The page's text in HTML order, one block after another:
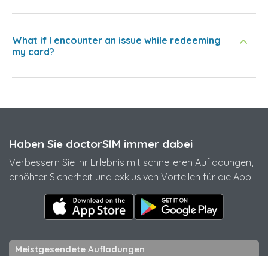
What if I encounter an issue while redeeming
my card?
Haben Sie doctorSIM immer dabei
Verbessern Sie Ihr Erlebnis mit schnelleren Aufladungen,
erhöhter Sicherheit und exklusiven Vorteilen für die App.
Meistgesendete Aufladungen